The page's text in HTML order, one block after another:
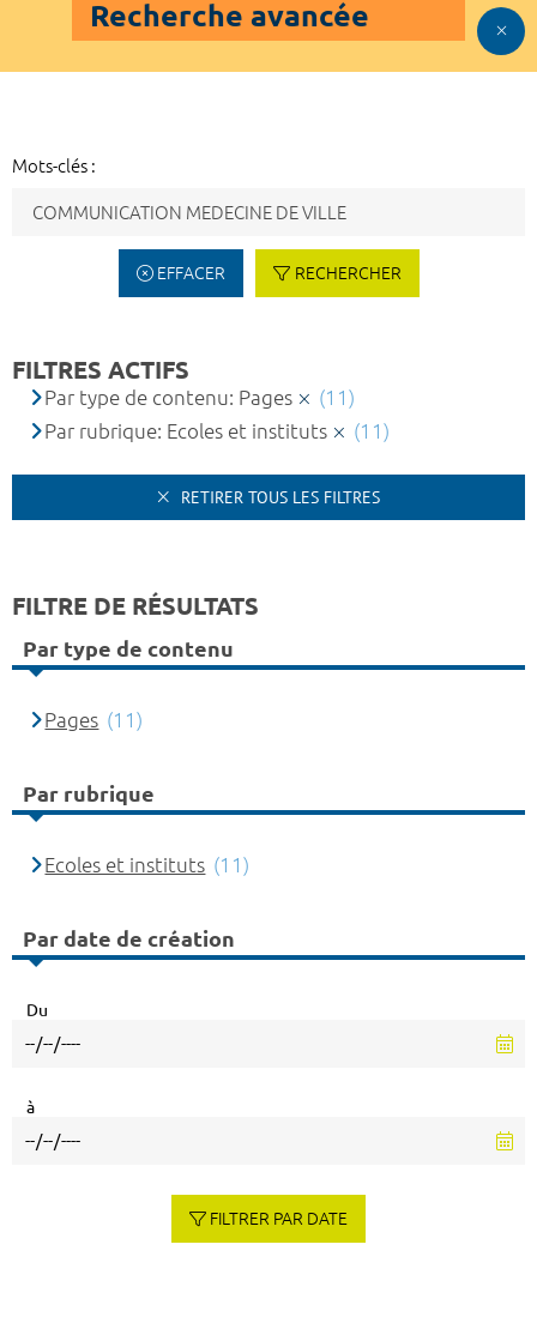
Recherche avancée
Mots-clés :
EFFACER RECHERCHER
FILTRES ACTIFS
Par type de contenu: Pages
(11)
Par rubrique: Ecoles et instituts
(11)
RETIRER TOUS LES FILTRES
FILTRE DE RÉSULTATS
Par type de contenu
Pages (11)
Par rubrique
Ecoles et instituts (11)
Par date de création
Du
à
FILTRER PAR DATE